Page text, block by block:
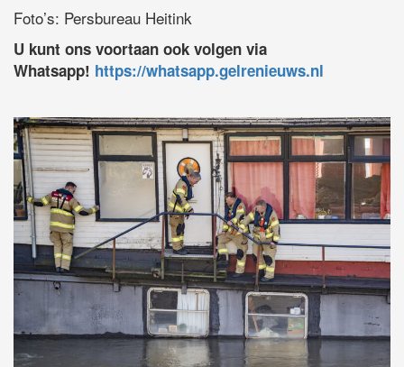
Foto’s: Persbureau Heitink
U kunt ons voortaan ook volgen via
Whatsapp! https://whatsapp.gelrenieuws.nl